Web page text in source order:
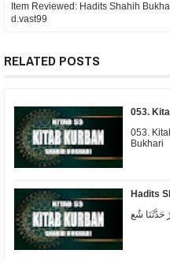
Item Reviewed: Hadits Shahih
d.vast99
RELATED POSTS
053.
053.
Bukhari
Hadits